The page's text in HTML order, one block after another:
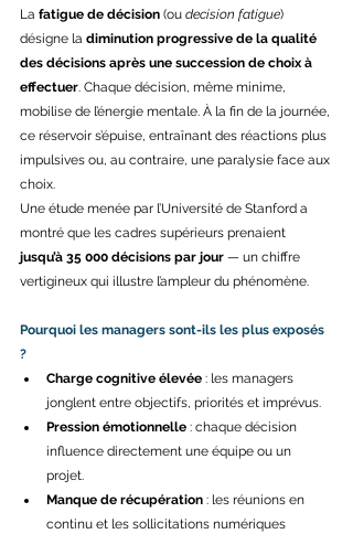
La fatigue de décision (ou decision fatigue)
désigne la diminution progressive de la qualité
des décisions après une succession de choix à
effectuer. Chaque décision, même minime,
mobilise de l’énergie mentale. À la fin de la journée,
ce réservoir s’épuise, entraînant des réactions plus
impulsives ou, au contraire, une paralysie face aux
choix.
Une étude menée par l’Université de Stanford a
montré que les cadres supérieurs prenaient
jusqu’à 35 000 décisions par jour — un chiffre
vertigineux qui illustre l’ampleur du phénomène.
Pourquoi les managers sont-ils les plus exposés
?
Charge cognitive élevée : les managers
jonglent entre objectifs, priorités et imprévus.
Pression émotionnelle : chaque décision
influence directement une équipe ou un
projet.
Manque de récupération : les réunions en
continu et les sollicitations numériques